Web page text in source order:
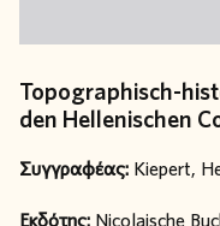
Topographisch-
den Hellenischen
Συγγραφέας: Kiepert,
Εκδότης: Nicolaische